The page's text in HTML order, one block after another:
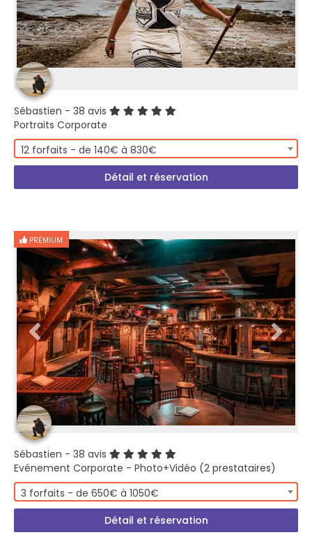
Sébastien - 38 avis
Portraits Corporate
12 forfaits - de 140€ à 830€
Détail et réservation
PREMIUM
Sébastien - 38 avis
Evénement Corporate - Photo+Vidéo (2 prestataires)
3 forfaits - de 650€ à 1050€
Détail et réservation